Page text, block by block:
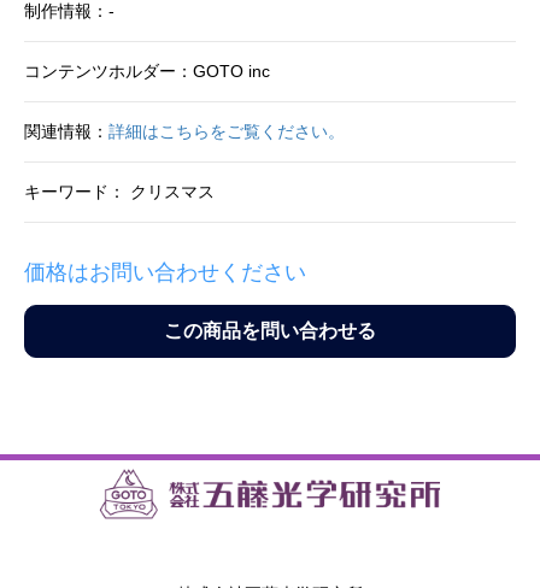
制作情報：-
コンテンツホルダー：GOTO inc
関連情報： 詳細はこちらをご覧ください。
キーワード： クリスマス
価格はお問い合わせください
この商品を問い合わせる